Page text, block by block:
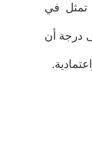
تمثل في
درجة أن